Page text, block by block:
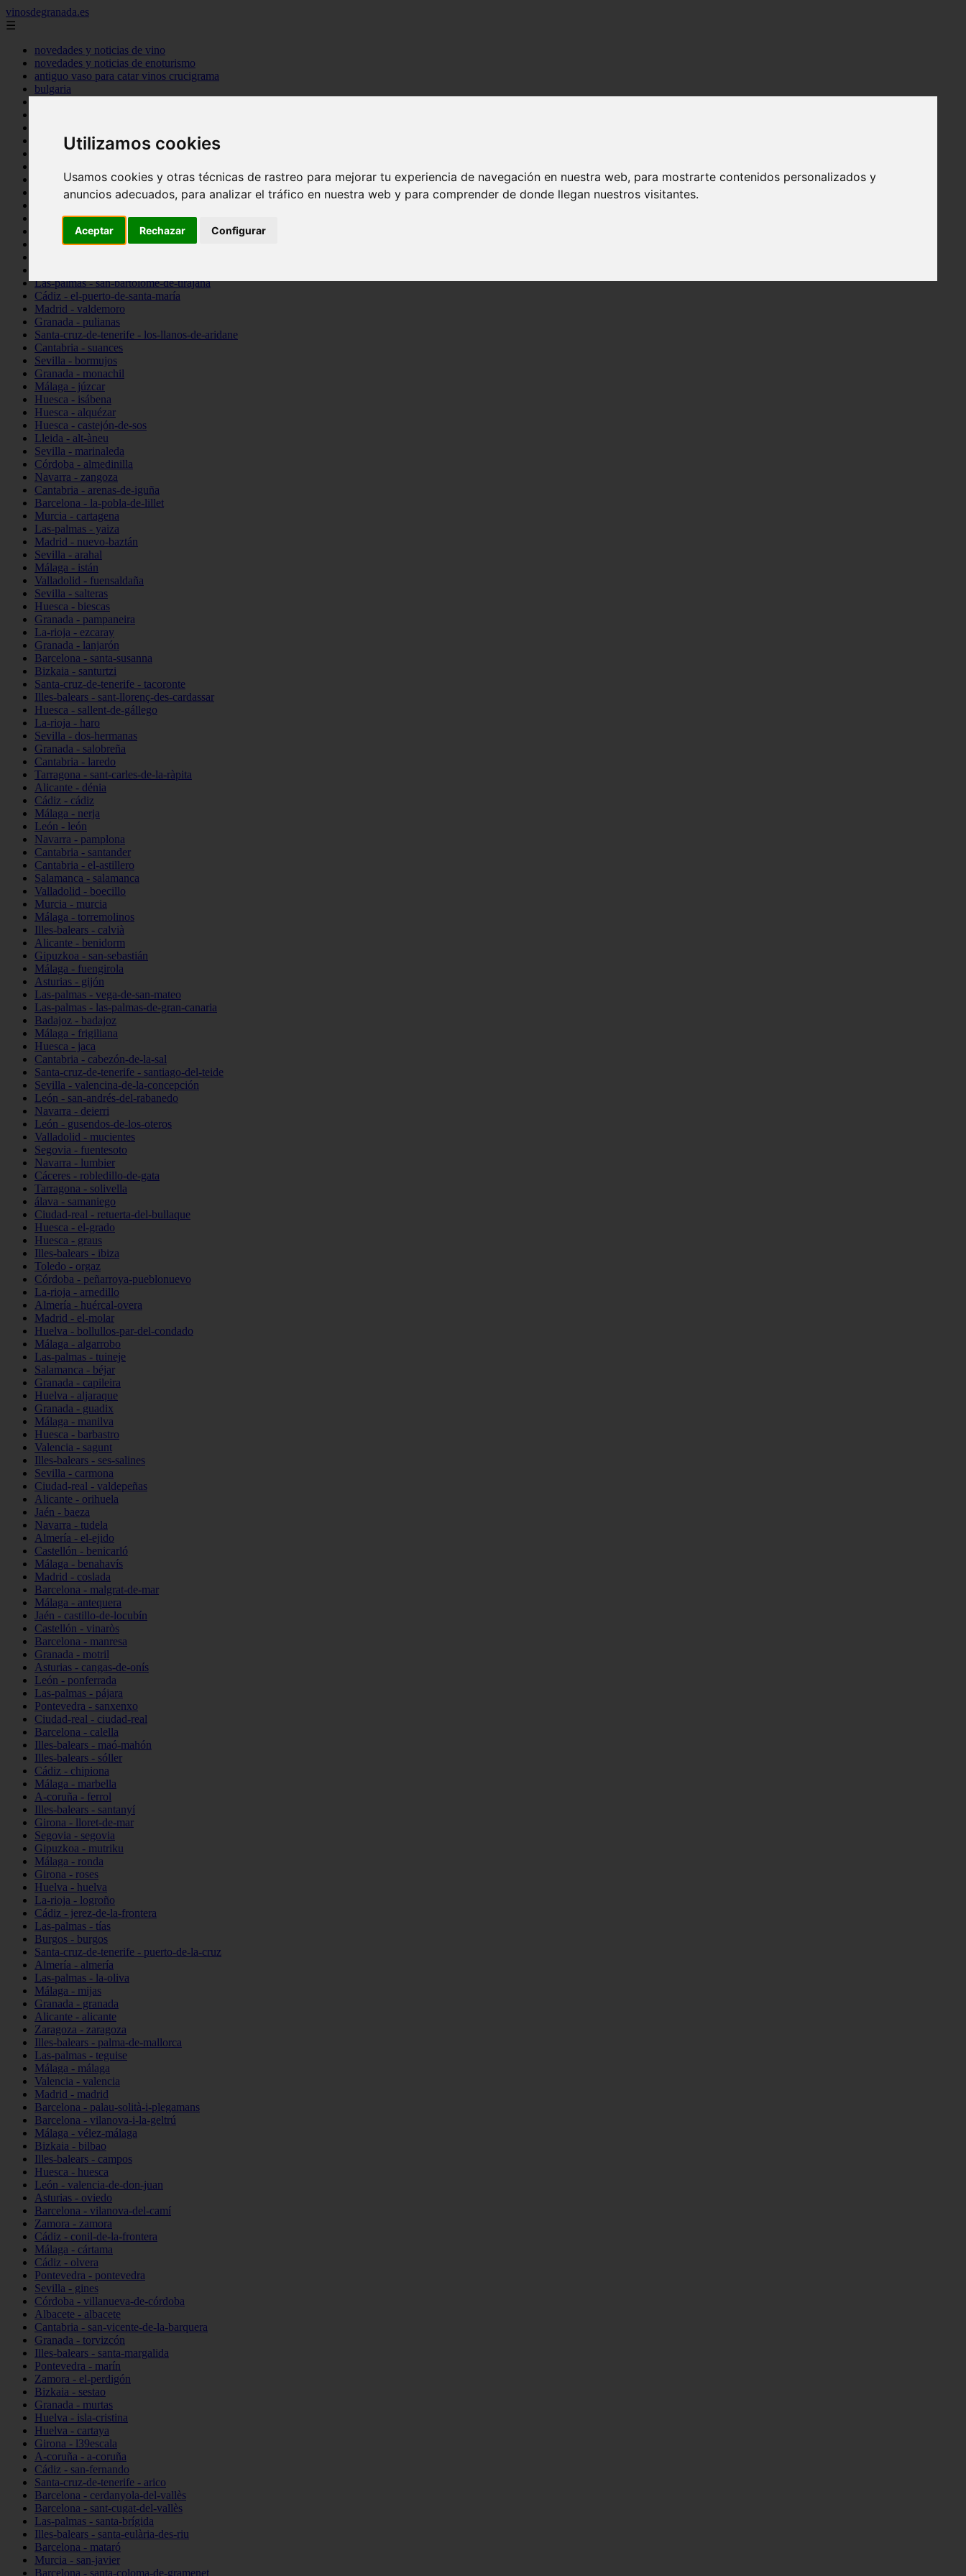
Utilizamos cookies
Usamos cookies y otras técnicas de rastreo para mejorar tu experiencia de navegación en nuestra web, para mostrarte contenidos personalizados y
anuncios adecuados, para analizar el tráfico en nuestra web y para comprender de donde llegan nuestros visitantes.
Aceptar Rechazar Configurar
vinosdegranada.es
☰
novedades y noticias de vino
novedades y noticias de enoturismo
antiguo vaso para catar vinos crucigrama
bulgaria
Córdoba - córdoba
Barcelona - barcelona
Ciudad-real - montiel
Santa-cruz-de-tenerife - guía-de-isora
La-rioja - casalarreina
Almería - roquetas-de-mar
Madrid - pozuelo-de-alarcón
Las-palmas - san-bartolomé-de-tirajana
Cádiz - el-puerto-de-santa-maría
Madrid - valdemoro
Granada - pulianas
Santa-cruz-de-tenerife - los-llanos-de-aridane
Cantabria - suances
Sevilla - bormujos
Granada - monachil
Málaga - júzcar
Huesca - isábena
Huesca - alquézar
Huesca - castejón-de-sos
Lleida - alt-àneu
Sevilla - marinaleda
Córdoba - almedinilla
Navarra - zangoza
Cantabria - arenas-de-iguña
Barcelona - la-pobla-de-lillet
Murcia - cartagena
Las-palmas - yaiza
Madrid - nuevo-baztán
Sevilla - arahal
Málaga - istán
Valladolid - fuensaldaña
Sevilla - salteras
Huesca - biescas
Granada - pampaneira
La-rioja - ezcaray
Granada - lanjarón
Barcelona - santa-susanna
Bizkaia - santurtzi
Santa-cruz-de-tenerife - tacoronte
Illes-balears - sant-llorenç-des-cardassar
Huesca - sallent-de-gállego
La-rioja - haro
Sevilla - dos-hermanas
Granada - salobreña
Cantabria - laredo
Tarragona - sant-carles-de-la-ràpita
Alicante - dénia
Cádiz - cádiz
Málaga - nerja
León - león
Navarra - pamplona
Cantabria - santander
Cantabria - el-astillero
Salamanca - salamanca
Valladolid - boecillo
Murcia - murcia
Málaga - torremolinos
Illes-balears - calvià
Alicante - benidorm
Gipuzkoa - san-sebastián
Málaga - fuengirola
Asturias - gijón
Las-palmas - vega-de-san-mateo
Las-palmas - las-palmas-de-gran-canaria
Badajoz - badajoz
Málaga - frigiliana
Huesca - jaca
Cantabria - cabezón-de-la-sal
Santa-cruz-de-tenerife - santiago-del-teide
Sevilla - valencina-de-la-concepción
León - san-andrés-del-rabanedo
Navarra - deierri
León - gusendos-de-los-oteros
Valladolid - mucientes
Segovia - fuentesoto
Navarra - lumbier
Cáceres - robledillo-de-gata
Tarragona - solivella
álava - samaniego
Ciudad-real - retuerta-del-bullaque
Huesca - el-grado
Huesca - graus
Illes-balears - ibiza
Toledo - orgaz
Córdoba - peñarroya-pueblonuevo
La-rioja - arnedillo
Almería - huércal-overa
Madrid - el-molar
Huelva - bollullos-par-del-condado
Málaga - algarrobo
Las-palmas - tuineje
Salamanca - béjar
Granada - capileira
Huelva - aljaraque
Granada - guadix
Málaga - manilva
Huesca - barbastro
Valencia - sagunt
Illes-balears - ses-salines
Sevilla - carmona
Ciudad-real - valdepeñas
Alicante - orihuela
Jaén - baeza
Navarra - tudela
Almería - el-ejido
Castellón - benicarló
Málaga - benahavís
Madrid - coslada
Barcelona - malgrat-de-mar
Málaga - antequera
Jaén - castillo-de-locubín
Castellón - vinaròs
Barcelona - manresa
Granada - motril
Asturias - cangas-de-onís
León - ponferrada
Las-palmas - pájara
Pontevedra - sanxenxo
Ciudad-real - ciudad-real
Barcelona - calella
Illes-balears - maó-mahón
Illes-balears - sóller
Cádiz - chipiona
Málaga - marbella
A-coruña - ferrol
Illes-balears - santanyí
Girona - lloret-de-mar
Segovia - segovia
Gipuzkoa - mutriku
Málaga - ronda
Girona - roses
Huelva - huelva
La-rioja - logroño
Cádiz - jerez-de-la-frontera
Las-palmas - tías
Burgos - burgos
Santa-cruz-de-tenerife - puerto-de-la-cruz
Almería - almería
Las-palmas - la-oliva
Málaga - mijas
Granada - granada
Alicante - alicante
Zaragoza - zaragoza
Illes-balears - palma-de-mallorca
Las-palmas - teguise
Málaga - málaga
Valencia - valencia
Madrid - madrid
Barcelona - palau-solità-i-plegamans
Barcelona - vilanova-i-la-geltrú
Málaga - vélez-málaga
Bizkaia - bilbao
Illes-balears - campos
Huesca - huesca
León - valencia-de-don-juan
Asturias - oviedo
Barcelona - vilanova-del-camí
Zamora - zamora
Cádiz - conil-de-la-frontera
Málaga - cártama
Cádiz - olvera
Pontevedra - pontevedra
Sevilla - gines
Córdoba - villanueva-de-córdoba
Albacete - albacete
Cantabria - san-vicente-de-la-barquera
Granada - torvizcón
Illes-balears - santa-margalida
Pontevedra - marín
Zamora - el-perdigón
Bizkaia - sestao
Granada - murtas
Huelva - isla-cristina
Huelva - cartaya
Girona - l39escala
A-coruña - a-coruña
Cádiz - san-fernando
Santa-cruz-de-tenerife - arico
Barcelona - cerdanyola-del-vallès
Barcelona - sant-cugat-del-vallès
Las-palmas - santa-brígida
Illes-balears - santa-eulària-des-riu
Barcelona - mataró
Murcia - san-javier
Barcelona - santa-coloma-de-gramenet